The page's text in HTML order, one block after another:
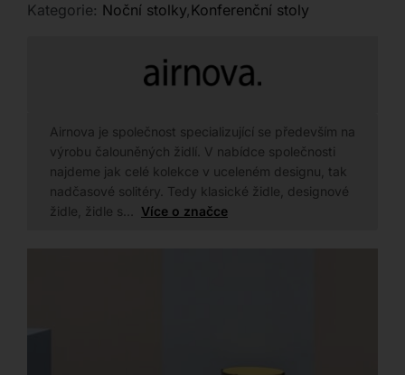
Kategorie: Noční stolky,Konferenční stoly
Airnova je společnost specializující se především na
výrobu čalouněných židlí. V nabídce společnosti
najdeme jak celé kolekce v uceleném designu, tak
nadčasové solitéry. Tedy klasické židle, designové
židle, židle s… Více o značce